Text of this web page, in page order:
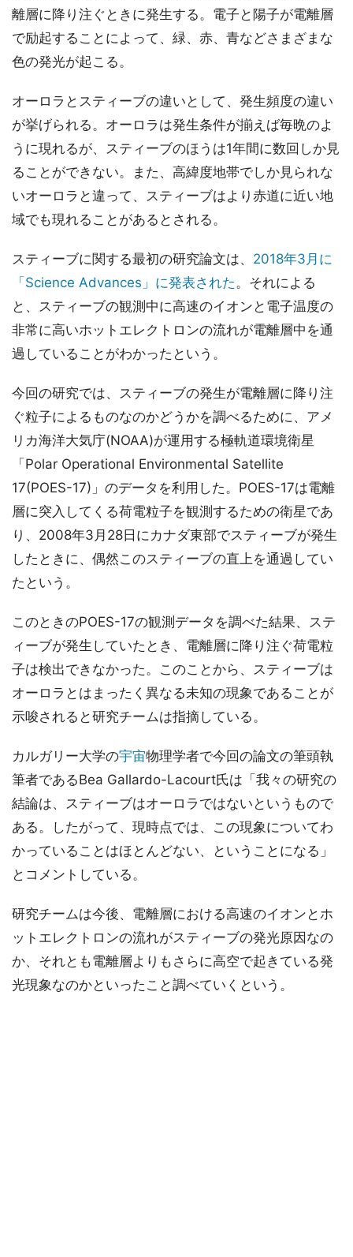
離層に降り注ぐときに発生する。電子と陽子が電離層
で励起することによって、緑、赤、青などさまざまな
色の発光が起こる。
オーロラとスティーブの違いとして、発生頻度の違い
が挙げられる。オーロラは発生条件が揃えば毎晩のよ
うに現れるが、スティーブのほうは1年間に数回しか見
ることができない。また、高緯度地帯でしか見られな
いオーロラと違って、スティーブはより赤道に近い地
域でも現れることがあるとされる。
スティーブに関する最初の研究論文は、 2018年3月に
「Science Advances」に発表された。それによる
と、スティーブの観測中に高速のイオンと電子温度の
非常に高いホットエレクトロンの流れが電離層中を通
過していることがわかったという。
今回の研究では、スティーブの発生が電離層に降り注
ぐ粒子によるものなのかどうかを調べるために、アメ
リカ海洋大気庁(NOAA)が運用する極軌道環境衛星
「Polar Operational Environmental Satellite
17(POES-17)」のデータを利用した。POES-17は電離
層に突入してくる荷電粒子を観測するための衛星であ
り、2008年3月28日にカナダ東部でスティーブが発生
したときに、偶然このスティーブの直上を通過してい
たという。
このときのPOES-17の観測データを調べた結果、ステ
ィーブが発生していたとき、電離層に降り注ぐ荷電粒
子は検出できなかった。このことから、スティーブは
オーロラとはまったく異なる未知の現象であることが
示唆されると研究チームは指摘している。
カルガリー大学の宇宙物理学者で今回の論文の筆頭執
筆者であるBea Gallardo-Lacourt氏は「我々の研究の
結論は、スティーブはオーロラではないというもので
ある。したがって、現時点では、この現象についてわ
かっていることはほとんどない、ということになる」
とコメントしている。
研究チームは今後、電離層における高速のイオンとホ
ットエレクトロンの流れがスティーブの発光原因なの
か、それとも電離層よりもさらに高空で起きている発
光現象なのかといったこと調べていくという。